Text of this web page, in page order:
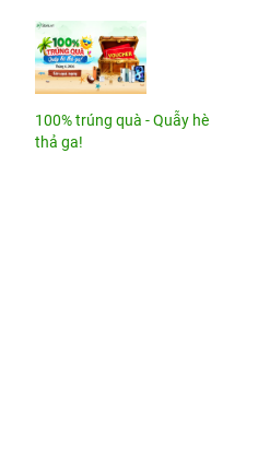
100% trúng quà - Quẫy hè
thả ga!